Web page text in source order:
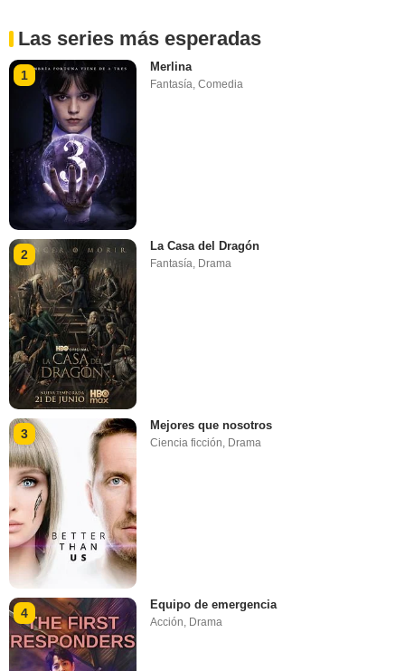
Las series más esperadas
1
Merlina
Fantasía ,Comedia
2
La Casa del Dragón
Fantasía, Drama
3
Mejores que nosotros
Ciencia ficción, Drama
4
Equipo de emergencia
Acción, Drama